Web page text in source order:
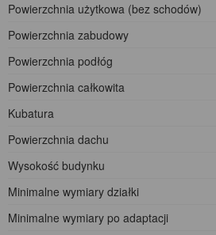
Powierzchnia użytkowa (bez schodów)
Powierzchnia zabudowy
Powierzchnia podłóg
Powierzchnia całkowita
Kubatura
Powierzchnia dachu
Wysokość budynku
Minimalne wymiary działki
Minimalne wymiary po adaptacji